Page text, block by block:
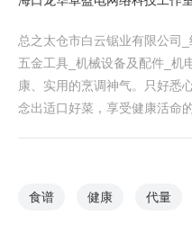
总之太仓市白云锯业有限公司
五金工具_机械设备及配件_机
康、实用的烹调神气。只好悉
念出适口好菜，享受健康活命的
食谱 健康 代量